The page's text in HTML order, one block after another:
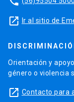
launch Ir al sitio de
Orientación y
género o violencia
launch Contacto para